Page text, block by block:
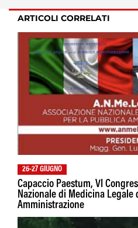
ARTICOLI CORRELATI
26-27 GIUGNO
Capaccio Paestum, VI
Nazionale di Medicina Legale
Amministrazione